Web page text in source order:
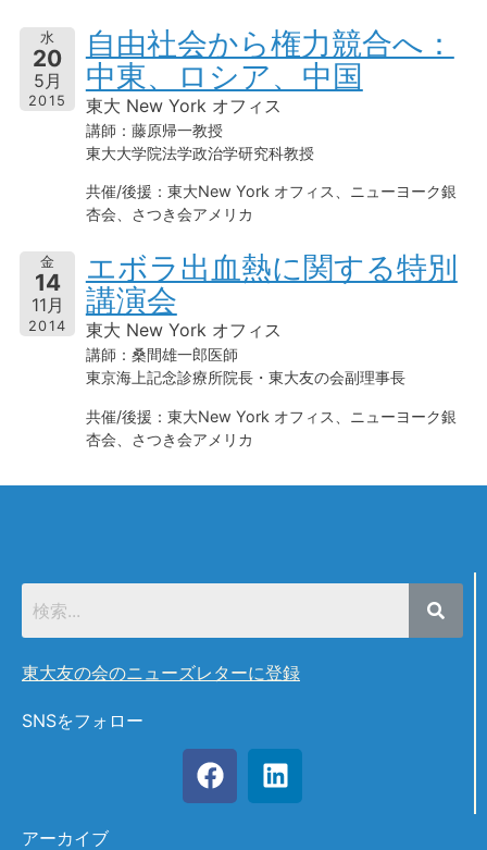
水
20
5月
2015
自由社会から権力競合へ：
中東、ロシア、中国
東大 New York オフィス
講師：藤原帰一教授
東大大学院法学政治学研究科教授
共催/後援：東大New York オフィス、ニューヨーク銀
杏会、さつき会アメリカ
金
14
11月
2014
エボラ出血熱に関する特別
講演会
東大 New York オフィス
講師：桑間雄一郎医師
東京海上記念診療所院長・東大友の会副理事長
共催/後援：東大New York オフィス、ニューヨーク銀
杏会、さつき会アメリカ
東大友の会のニューズレターに登録
SNSをフォロー
アーカイブ